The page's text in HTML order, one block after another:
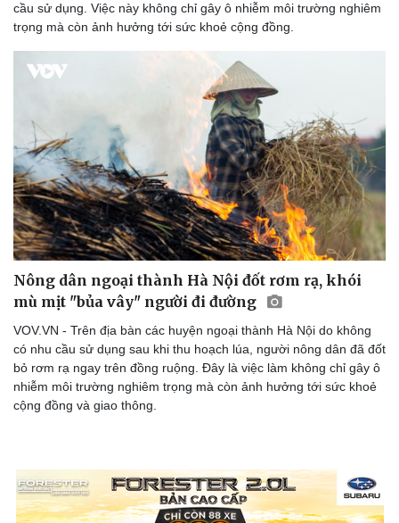
cầu sử dụng. Việc này không chỉ gây ô nhiễm môi trường nghiêm
trọng mà còn ảnh hưởng tới sức khoẻ cộng đồng.
Nông dân ngoại thành Hà Nội đốt rơm rạ, khói
mù mịt "bủa vây" người đi đường
VOV.VN - Trên địa bàn các huyện ngoại thành Hà Nội do không
có nhu cầu sử dụng sau khi thu hoạch lúa, người nông dân đã đốt
bỏ rơm rạ ngay trên đồng ruộng. Đây là việc làm không chỉ gây ô
nhiễm môi trường nghiêm trọng mà còn ảnh hưởng tới sức khoẻ
cộng đồng và giao thông.